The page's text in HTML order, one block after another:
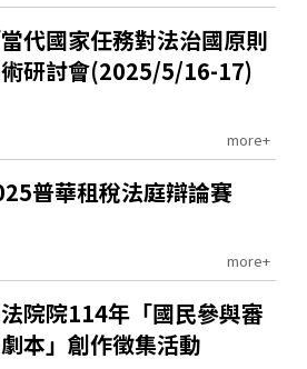
當代國家任務對法治國原則
研討會(2025/5/16-17)
more+
普華租稅法庭辯論賽
more+
法院院114年「國民參與審
本」創作徵集活動